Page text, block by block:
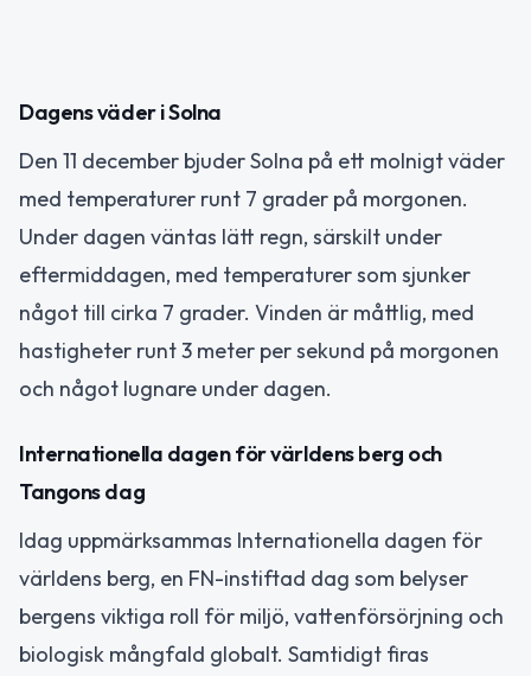
Dagens väder i Solna
Den 11 december bjuder Solna på ett molnigt väder
med temperaturer runt 7 grader på morgonen.
Under dagen väntas lätt regn, särskilt under
eftermiddagen, med temperaturer som sjunker
något till cirka 7 grader. Vinden är måttlig, med
hastigheter runt 3 meter per sekund på morgonen
och något lugnare under dagen.
Internationella dagen för världens berg och
Tangons dag
Idag uppmärksammas Internationella dagen för
världens berg, en FN-instiftad dag som belyser
bergens viktiga roll för miljö, vattenförsörjning och
biologisk mångfald globalt. Samtidigt firas